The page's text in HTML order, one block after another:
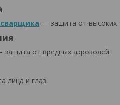
— защита от высоких
защита от вредных аэрозолей.
лица и глаз.